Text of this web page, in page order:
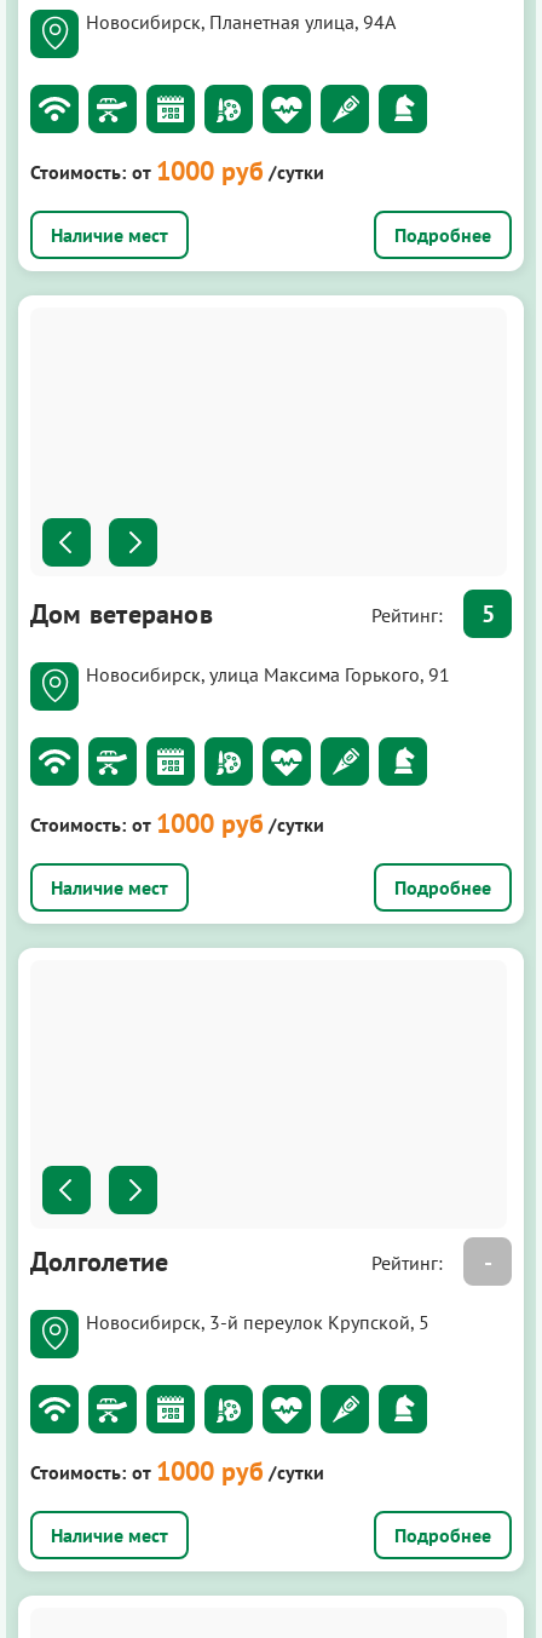
Новосибирск, Планетная улица, 94А
Стоимость: от 1000 руб /сутки
Подробнее
Дом ветеранов Рейтинг: 5
Новосибирск, улица Максима Горького, 91
Стоимость: от 1000 руб /сутки
Подробнее
Долголетие Рейтинг: -
Новосибирск, 3-й переулок Крупской, 5
Стоимость: от 1000 руб /сутки
Подробнее